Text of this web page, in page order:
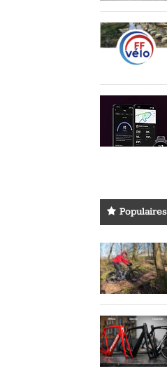
Populaires